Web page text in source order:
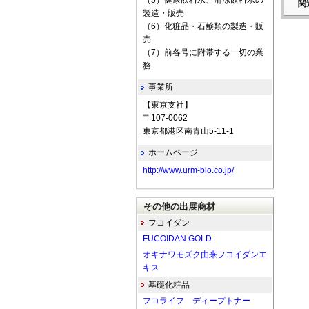
関
製造・販売
（6）化粧品・石鹸類の製造・販
売
（7）前各号に附帯する一切の業
務
事業所
【東京支社】
〒107-0062
東京都港区南青山5-11-1
ホームページ
http://www.urm-bio.co.jp/
その他の出展商材
フコイダン
FUCOIDAN GOLD
オキナワモズク由来フコイダンエ
キス
基礎化粧品
フコライフ ディープトナー